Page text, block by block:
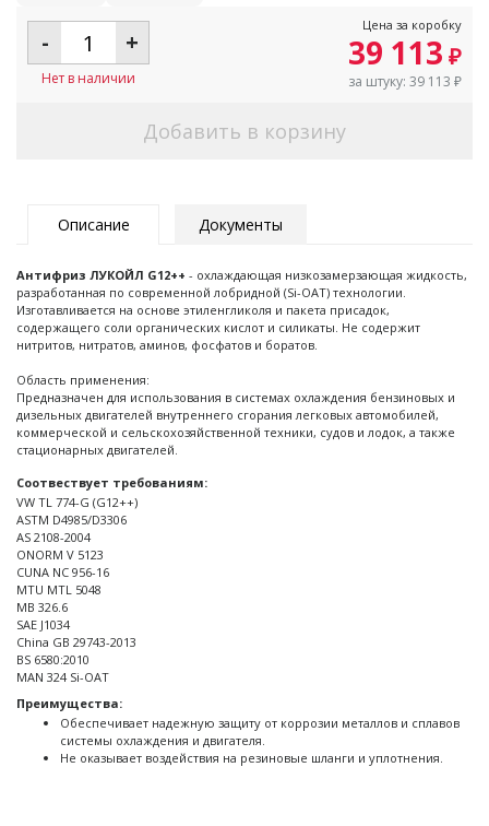
- +
Нет в наличии
Цена за коробку
39 113 ₽
за штуку: 39 113 ₽
Добавить в корзину
Описание Документы
Антифриз ЛУКОЙЛ G12++ - охлаждающая низкозамерзающая жидкость,
разработанная по современной лобридной (Si-OAT) технологии.
Изготавливается на основе этиленгликоля и пакета присадок,
содержащего соли органических кислот и силикаты. Не содержит
нитритов, нитратов, аминов, фосфатов и боратов.
Область применения:
Предназначен для использования в системах охлаждения бензиновых и
дизельных двигателей внутреннего сгорания легковых автомобилей,
коммерческой и сельскохозяйственной техники, судов и лодок, а также
стационарных двигателей.
Соотвествует требованиям:
VW TL 774-G (G12++)
ASTM D4985/D3306
AS 2108-2004
ONORM V 5123
CUNA NC 956-16
MTU MTL 5048
MB 326.6
SAE J1034
China GB 29743-2013
BS 6580:2010
MAN 324 Si-OAT
Преимущества:
Обеспечивает надежную защиту от коррозии металлов и сплавов
системы охлаждения и двигателя.
Не оказывает воздействия на резиновые шланги и уплотнения.